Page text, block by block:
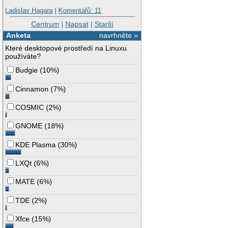
Ladislav Hagara| Komentářů: 11
Centrum | Napsat| Starší
navrhněte »
Anketa
Které desktopové prostředí na Linuxu
používáte?
Budgie (10%)
Cinnamon (7%)
COSMIC (2%)
GNOME (18%)
KDE Plasma (30%)
LXQt (6%)
MATE (6%)
TDE (2%)
Xfce (15%)